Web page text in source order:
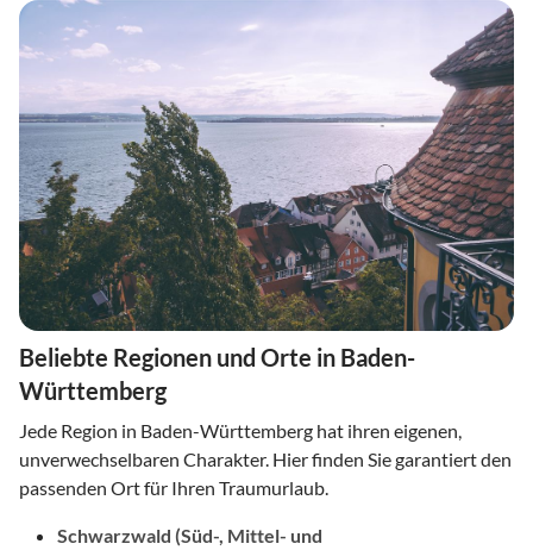
Beliebte Regionen und Orte in Baden-
Württemberg
Jede Region in Baden-Württemberg hat ihren eigenen,
unverwechselbaren Charakter. Hier finden Sie garantiert den
passenden Ort für Ihren Traumurlaub.
Schwarzwald (Süd-, Mittel- und